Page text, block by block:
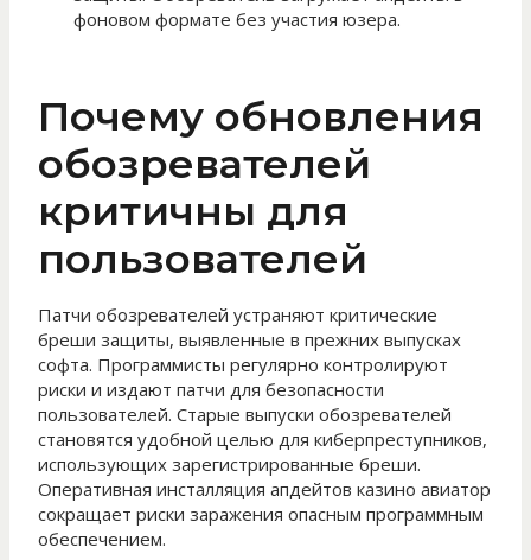
фоновом формате без участия юзера.
Почему обновления
обозревателей
критичны для
пользователей
Патчи обозревателей устраняют критические
бреши защиты, выявленные в прежних выпусках
софта. Программисты регулярно контролируют
риски и издают патчи для безопасности
пользователей. Старые выпуски обозревателей
становятся удобной целью для киберпреступников,
использующих зарегистрированные бреши.
Оперативная инсталляция апдейтов казино авиатор
сокращает риски заражения опасным программным
обеспечением.